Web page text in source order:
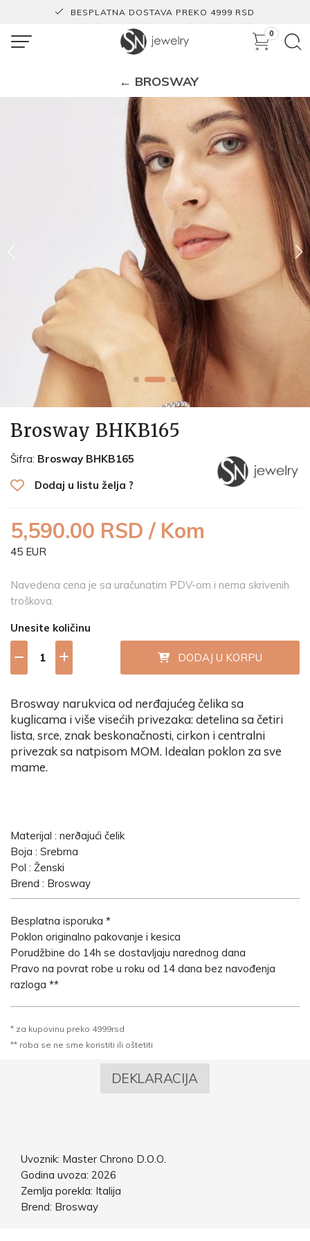
BESPLATNA DOSTAVA PREKO 4999 RSD
0
← BROSWAY
Brosway BHKB165
Šifra: Brosway BHKB165
Dodaj u listu želja ?
5,590.00 RSD / Kom
45 EUR
Navedena cena je sa uračunatim PDV-om i nema skrivenih
troškova.
Unesite količinu
DODAJ U KORPU
Brosway narukvica od nerđajućeg čelika sa
kuglicama i više visećih privezaka: detelina sa četiri
lista, srce, znak beskonačnosti, cirkon i centralni
privezak sa natpisom MOM. Idealan poklon za sve
mame.
Materijal : nerðajući čelik
Boja : Srebrna
Pol : Ženski
Brend : Brosway
Besplatna isporuka *
Poklon originalno pakovanje i kesica
Porudžbine do 14h se dostavljaju narednog dana
Pravo na povrat robe u roku od 14 dana bez navođenja
razloga **
* za kupovinu preko 4999rsd
** roba se ne sme koristiti ili oštetiti
DEKLARACIJA
Uvoznik: Master Chrono D.O.O.
Godina uvoza: 2026
Zemlja porekla: Italija
Brend: Brosway